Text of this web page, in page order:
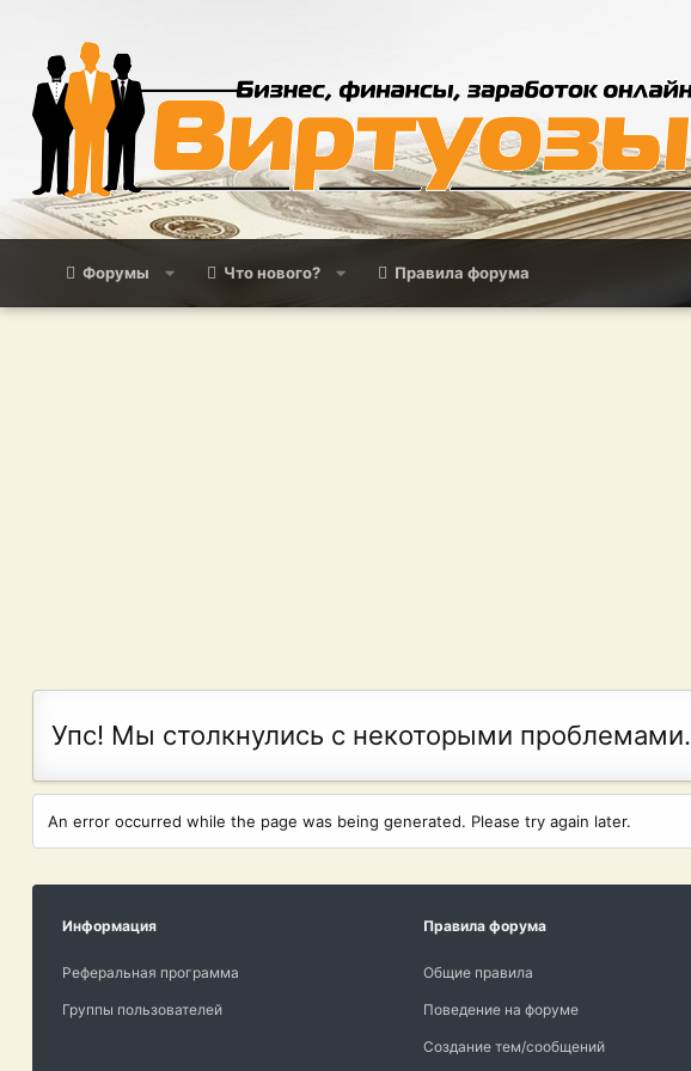
Форумы Что нового? Правила форума
Упс! Мы столкнулись с некоторыми проблемами.
An error occurred while the page was being generated. Please try again later.
Информация
Реферальная программа
Группы пользователей
Правила форума
Общие правила
Поведение на форуме
Создание тем/сообщений